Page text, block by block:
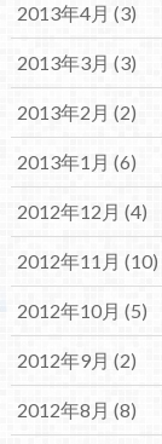
2013年4月 (3)
2013年3月 (3)
2013年2月 (2)
2013年1月 (6)
2012年12月 (4)
2012年11月 (10)
2012年10月 (5)
2012年9月 (2)
2012年8月 (8)